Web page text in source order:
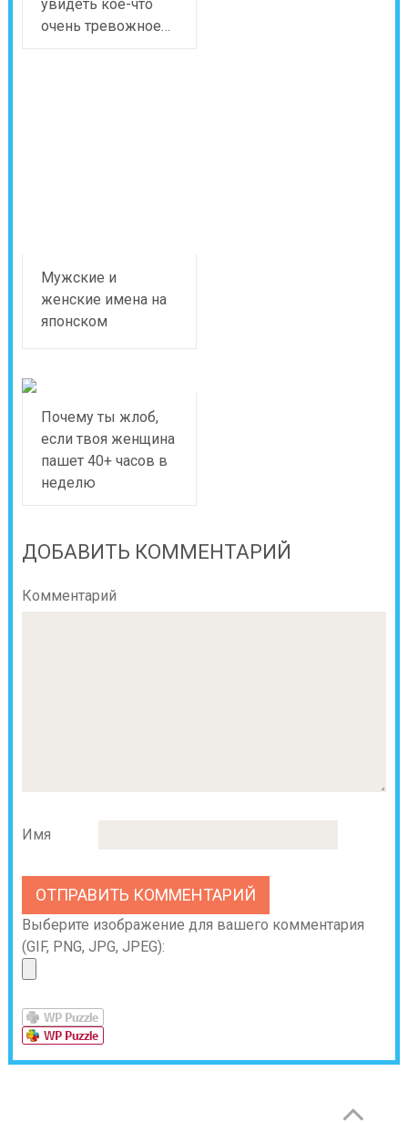
увидеть кое-что
очень тревожное…
Мужские и
женские имена на
японском
Почему ты жлоб,
если твоя женщина
пашет 40+ часов в
неделю
ДОБАВИТЬ КОММЕНТАРИЙ
Комментарий
Имя
Выберите изображение для вашего комментария
(GIF, PNG, JPG, JPEG):